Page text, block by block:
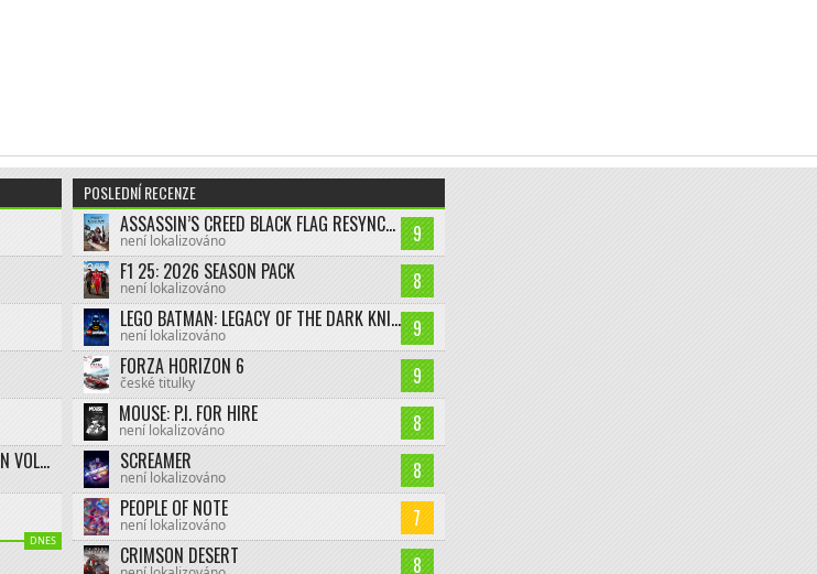
METAL GEAR SOLID: MASTER COLLECTION VOL.2
DNES
POSLEDNÍ RECENZE
9
ASSASSIN’S CREED BLACK FLAG RESYNCED
není lokalizováno
8
F1 25: 2026 SEASON PACK
není lokalizováno
9
LEGO BATMAN: LEGACY OF THE DARK KNIGHT
není lokalizováno
9
FORZA HORIZON 6
české titulky
8
MOUSE: P.I. FOR HIRE
není lokalizováno
8
SCREAMER
není lokalizováno
7
PEOPLE OF NOTE
není lokalizováno
8
CRIMSON DESERT